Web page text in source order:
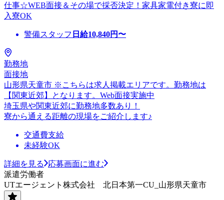
仕事☆WEB面接＆その場で採否決定！家具家電付き寮に即
入寮OK
警備スタッフ 日給10,840円〜
勤務地
面接地
山形県天童市 ※こちらは求人掲載エリアです。勤務地は
【関東近郊】となります。Web面接実施中
埼玉県や関東近郊に勤務地多数あり！
寮から通える距離の現場をご紹介します♪
交通費支給
未経験OK
詳細を見る
応募画面に進む
派遣労働者
UTエージェント株式会社 北日本第一CU_山形県天童市